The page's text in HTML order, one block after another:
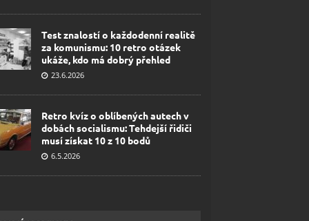
Test znalostí o každodenní realitě
za komunismu: 10 retro otázek
ukáže, kdo má dobrý přehled
23.6.2026
Retro kvíz o oblíbených autech v
dobách socialismu: Tehdejší řidiči
musí získat 10 z 10 bodů
6.5.2026